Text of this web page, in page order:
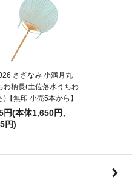
さざなみ 小満月丸
わ柄長(土佐落水うちわ
)【無印 小売5本から】
円(本体1,650円、
円)